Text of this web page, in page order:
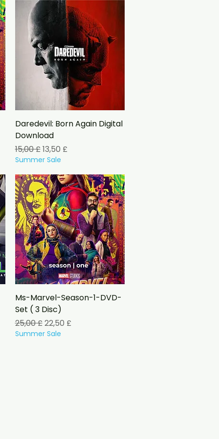
Vista rapida
Daredevil: Born Again Digital
Download
Prezzo regolare
15,00 £Prezzo scontato
13,50 £
Summer Sale
Vista rapida
Ms-Marvel-Season-1-DVD-
Set ( 3 Disc)
Prezzo regolare
25,00 £Prezzo scontato
22,50 £
Summer Sale